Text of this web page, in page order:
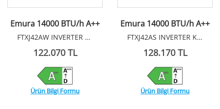
Emura 14000 BTU/h A++
FTXJ42AW INVERTER KLİMA R32
122.070 TL
Ürün Bilgi Formu
Emura 14000 BTU/h A++
FTXJ42AS INVERTER KLİMA R32
128.170 TL
Ürün Bilgi Formu